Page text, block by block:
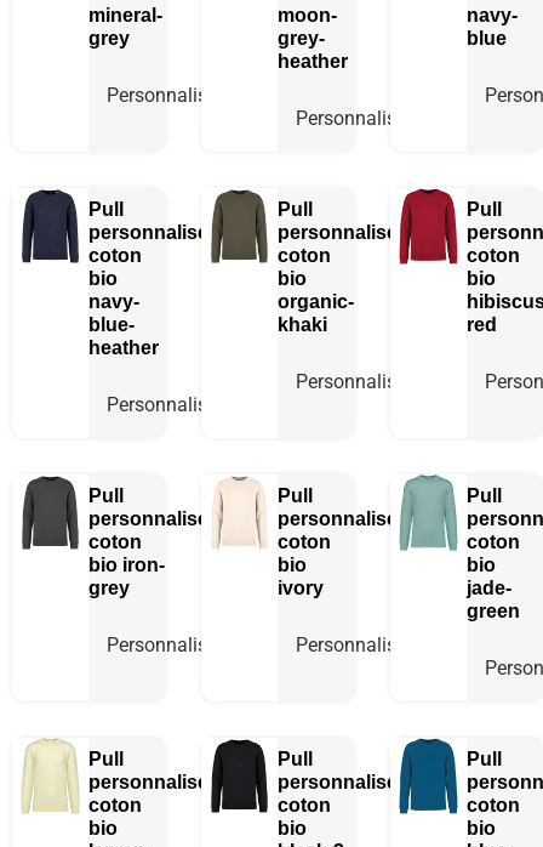
mineral-
grey
Personnaliser
moon-
grey-
heather
Personnaliser
navy-
blue
Pull
personnalisé
coton
bio
navy-
blue-
heather
Personnaliser
Pull
personnalisé
coton
bio
organic-
khaki
Personnaliser
Pull
coton
bio
red
Pull
personnalisé
coton
bio iron-
grey
Personnaliser
Pull
personnalisé
coton
bio
ivory
Personnaliser
Pull
coton
bio
jade-
green
Pull
personnalisé
coton
bio
Pull
personnalisé
coton
bio
Pull
coton
bio